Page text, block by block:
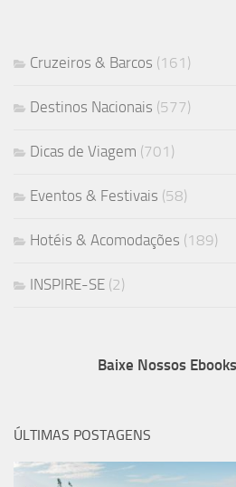
Cruzeiros & Barcos (161)
Destinos Nacionais (577)
Dicas de Viagem (701)
Eventos & Festivais (58)
Hotéis & Acomodações (189)
INSPIRE-SE (2)
Baixe Nossos
ÚLTIMAS POSTAGENS